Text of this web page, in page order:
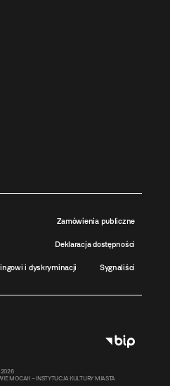
Zamówienia publiczne
Deklaracja dostępności
i dyskryminacji Sygnaliści
2026
MOCAK – INSTYTUCJA KULTURY MIASTA